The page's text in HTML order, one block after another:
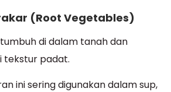
(Root Vegetables)
di dalam tanah dan
tekstur padat.
ini sering digunakan dalam sup,